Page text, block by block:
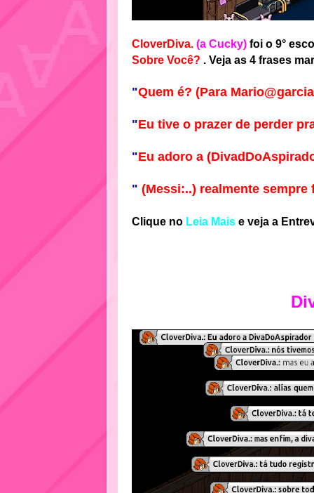
CloverDiva. (a Cucky) foi o 9°
Sobre Você? . Veja as 4 frases
"Quem é? (Para
"Eu tive o prazer de perder
"Eu adoro a
" (Messi:..) realmente
Clique no Leia Mais e veja a